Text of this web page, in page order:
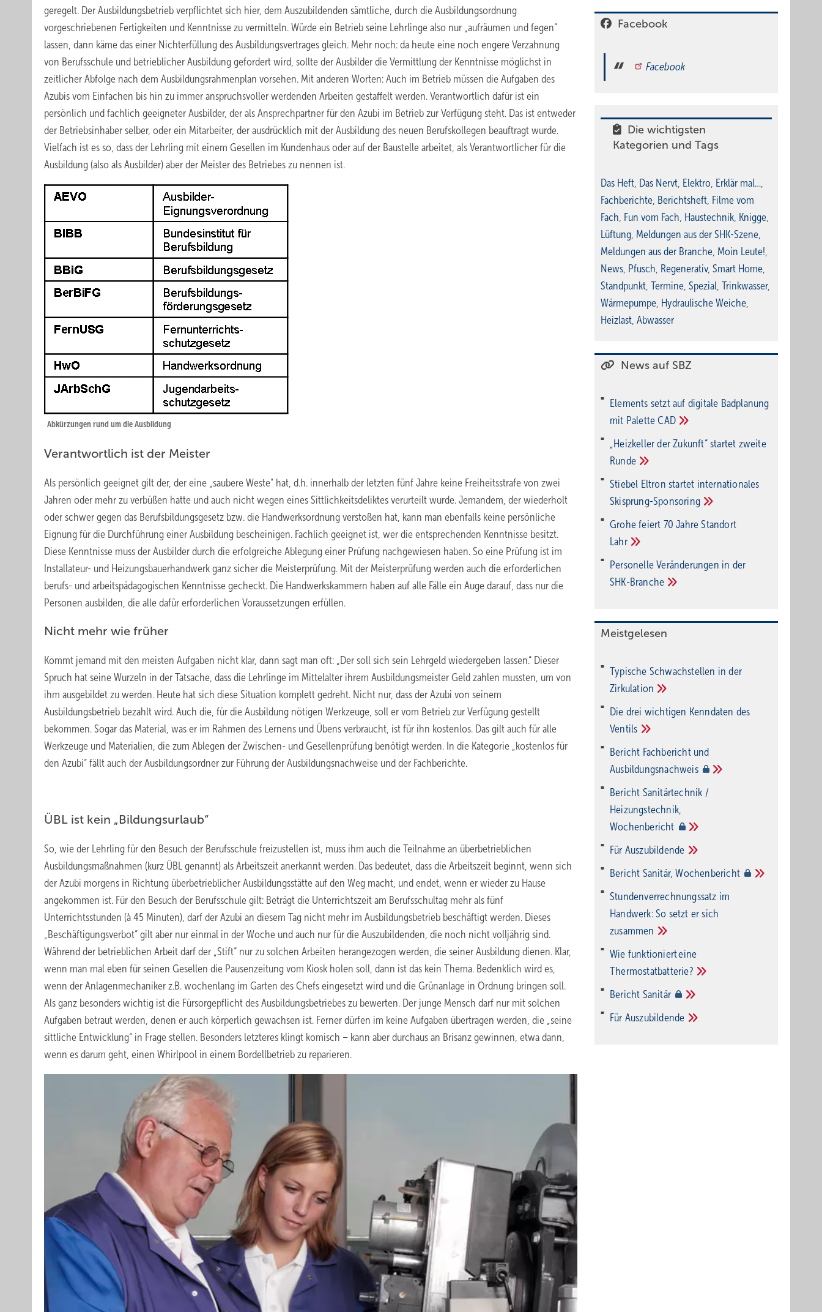
geregelt. Der Ausbildungsbetrieb verpflichtet sich hier, dem Auszubildenden sämtliche, durch die Ausbildungsordnung
vorgeschriebenen Fertigkeiten und Kenntnisse zu vermitteln. Würde ein Betrieb seine Lehrlinge also nur „aufräumen und fegen“
lassen, dann käme das einer Nichterfüllung des Ausbildungsvertrages gleich. Mehr noch: da heute eine noch engere Verzahnung
von Berufsschule und betrieblicher Ausbildung gefordert wird, sollte der Ausbilder die Vermittlung der Kenntnisse möglichst in
zeitlicher Abfolge nach dem Ausbildungsrahmenplan vorsehen. Mit anderen Worten: Auch im Betrieb müssen die Aufgaben des
Azubis vom Einfachen bis hin zu immer anspruchsvoller werdenden Arbeiten gestaffelt werden. Verantwortlich dafür ist ein
persönlich und fachlich geeigneter Ausbilder, der als Ansprechpartner für den Azubi im Betrieb zur Verfügung steht. Das ist entweder
der Betriebsinhaber selber, oder ein Mitarbeiter, der ausdrücklich mit der Ausbildung des neuen Berufskollegen beauftragt wurde.
Vielfach ist es so, dass der Lehrling mit einem Gesellen im Kundenhaus oder auf der Baustelle arbeitet, als Verantwortlicher für die
Ausbildung (also als Ausbilder) aber der Meister des Betriebes zu nennen ist.
Abkürzungen rund um die Ausbildung
Verantwortlich ist der Meister
Als persönlich geeignet gilt der, der eine „saubere Weste“ hat, d.h. innerhalb der letzten fünf Jahre keine Freiheitsstrafe von zwei
Jahren oder mehr zu verbüßen hatte und auch nicht wegen eines Sittlichkeitsdeliktes verurteilt wurde. Jemandem, der wiederholt
oder schwer gegen das Berufsbildungsgesetz bzw. die Handwerksordnung verstoßen hat, kann man ebenfalls keine persönliche
Eignung für die Durchführung einer Ausbildung bescheinigen. Fachlich geeignet ist, wer die entsprechenden Kenntnisse besitzt.
Diese Kenntnisse muss der Ausbilder durch die erfolgreiche Ablegung einer Prüfung nachgewiesen haben. So eine Prüfung ist im
Installateur- und Heizungsbauerhandwerk ganz sicher die Meisterprüfung. Mit der Meisterprüfung werden auch die erforderlichen
berufs- und arbeitspädagogischen Kenntnisse gecheckt. Die Handwerkskammern haben auf alle Fälle ein Auge darauf, dass nur die
Personen ausbilden, die alle dafür erforderlichen Voraussetzungen erfüllen.
Nicht mehr wie früher
Kommt jemand mit den meisten Aufgaben nicht klar, dann sagt man oft: „Der soll sich sein Lehrgeld wiedergeben lassen.“ Dieser
Spruch hat seine Wurzeln in der Tatsache, dass die Lehrlinge im Mittelalter ihrem Ausbildungsmeister Geld zahlen mussten, um von
ihm ausgebildet zu werden. Heute hat sich diese Situation komplett gedreht. Nicht nur, dass der Azubi von seinem
Ausbildungsbetrieb bezahlt wird. Auch die, für die Ausbildung nötigen Werkzeuge, soll er vom Betrieb zur Verfügung gestellt
bekommen. Sogar das Material, was er im Rahmen des Lernens und Übens verbraucht, ist für ihn kostenlos. Das gilt auch für alle
Werkzeuge und Materialien, die zum Ablegen der Zwischen- und Gesellenprüfung benötigt werden. In die Kategorie „kostenlos für
den Azubi“ fällt auch der Ausbildungsordner zur Führung der Ausbildungsnachweise und der Fachberichte.
ÜBL ist kein „Bildungsurlaub“
So, wie der Lehrling für den Besuch der Berufsschule freizustellen ist, muss ihm auch die Teilnahme an überbetrieblichen
Ausbildungsmaßnahmen (kurz ÜBL genannt) als Arbeitszeit anerkannt werden. Das bedeutet, dass die Arbeitszeit beginnt, wenn sich
der Azubi morgens in Richtung überbetrieblicher Ausbildungsstätte auf den Weg macht, und endet, wenn er wieder zu Hause
angekommen ist. Für den Besuch der Berufsschule gilt: Beträgt die Unterrichtszeit am Berufsschultag mehr als fünf
Unterrichtsstunden (à 45 Minuten), darf der Azubi an diesem Tag nicht mehr im Ausbildungsbetrieb beschäftigt werden. Dieses
„Beschäftigungsverbot“ gilt aber nur einmal in der Woche und auch nur für die Auszubildenden, die noch nicht volljährig sind.
Während der betrieblichen Arbeit darf der „Stift“ nur zu solchen Arbeiten herangezogen werden, die seiner Ausbildung dienen. Klar,
wenn man mal eben für seinen Gesellen die Pausenzeitung vom Kiosk holen soll, dann ist das kein Thema. Bedenklich wird es,
wenn der Anlagenmechaniker z.B. wochenlang im Garten des Chefs eingesetzt wird und die Grünanlage in Ordnung bringen soll.
Als ganz besonders wichtig ist die Fürsorgepflicht des Ausbildungsbetriebes zu bewerten. Der junge Mensch darf nur mit solchen
Aufgaben betraut werden, denen er auch körperlich gewachsen ist. Ferner dürfen im keine Aufgaben übertragen werden, die „seine
sittliche Entwicklung“ in Frage stellen. Besonders letzteres klingt komisch – kann aber durchaus an Brisanz gewinnen, etwa dann,
wenn es darum geht, einen Whirlpool in einem Bordellbetrieb zu reparieren.
Facebook
Facebook
Die wichtigsten
Kategorien und Tags
Das Heft, Das Nervt, Elektro, Erklär mal…,
Fachberichte, Berichtsheft, Filme vom
Fach, Fun vom Fach, Haustechnik, Knigge,
Lüftung, Meldungen aus der SHK-Szene,
Meldungen aus der Branche, Moin Leute!,
News, Pfusch, Regenerativ, Smart Home,
Standpunkt, Termine, Spezial, Trinkwasser,
Wärmepumpe, Hydraulische Weiche,
Heizlast, Abwasser
News auf SBZ
Elements setzt auf di­gi­ta­le Bad­pla­nung
mit PaletteCAD
„Heizkeller der Zu­kunft“ star­tet zwei­te
Run­de
Stiebel Eltron startet internatio­nales
Ski­sprung-Spon­soring
Grohe feiert 70 Jahre Standort
Lahr
Personelle Veränderungen in der
SHK-Branche
Meistgelesen
Typische Schwachstellen in der
Zirkulation
Die drei wichtigen Kenndaten des
Ventils
Bericht Fachbericht und
Ausbildungsnachweis
Bericht Sanitärtechnik /
Heizungstechnik,
Wochenbericht
Für Auszubildende
Bericht Sanitär,Wochenbericht
Stundenverrechnungssatz im
Handwerk: So setzt er sich
zusammen
Wie funktioniert eine
Thermostatbatterie?
Bericht Sanitär
Für Auszubildende